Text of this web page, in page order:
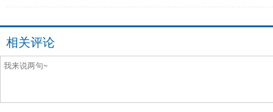
相关评论